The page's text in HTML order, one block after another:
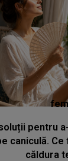
pentru
caniculă.
căldura